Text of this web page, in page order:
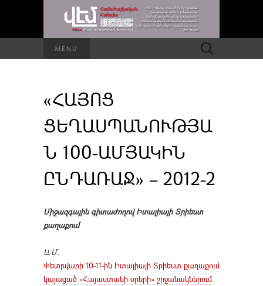
MENU Որոնել՝
«ՀԱՅՈՑ
ՑԵՂԱՍՊԱՆՈՒԹՅԱ
Ն 100-ԱՄՅԱԿԻՆ
ԸՆԴԱՌԱՋ» – 2012-2
Միջազգային գիտաժողով Իտալիայի Տրիեստ
քաղաքում
Ա.Մ.
Փետրվարի 10-11-ին Իտալիայի Տրիեստ քաղաքում
կայացած «Հայաստանի օրերի» շրջանակներում